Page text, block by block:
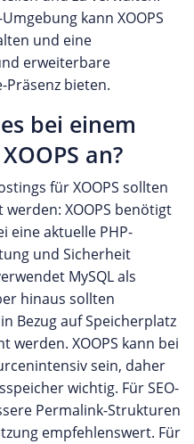
kann XOOPS
und eine
erweiterbare
bieten.
bei einem
an?
für XOOPS sollten
XOOPS benötigt
eine aktuelle PHP-
und Sicherheit
MySQL als
hinaus sollten
Bezug auf Speicherplatz
werden. XOOPS kann bei
sein, daher
wichtig. Für SEO-
Permalink-Strukturen
empfehlenswert. Für